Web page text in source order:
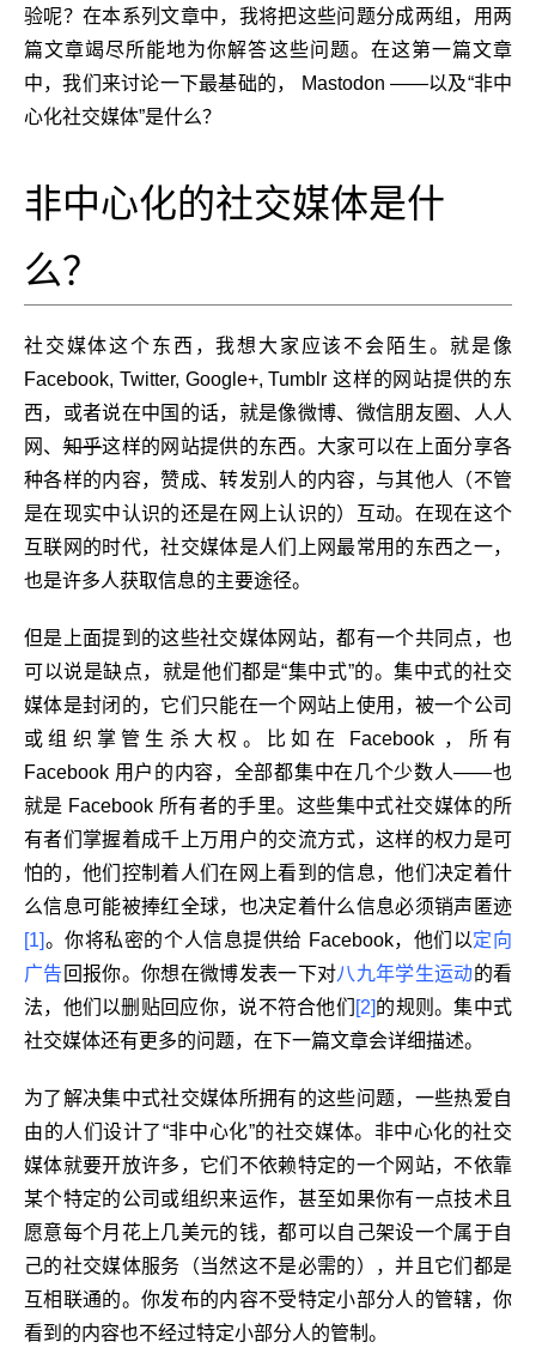
验呢？在本系列文章中，我将把这些问题分成两组，用两
篇文章竭尽所能地为你解答这些问题。在这第一篇文章
中，我们来讨论一下最基础的， Mastodon ——以及“非中
心化社交媒体”是什么？
非中心化的社交媒体是什
么？
社交媒体这个东西，我想大家应该不会陌生。就是像
Facebook, Twitter, Google+, Tumblr 这样的网站提供的东
西，或者说在中国的话，就是像微博、微信朋友圈、人人
网、知乎这样的网站提供的东西。大家可以在上面分享各
种各样的内容，赞成、转发别人的内容，与其他人（不管
是在现实中认识的还是在网上认识的）互动。在现在这个
互联网的时代，社交媒体是人们上网最常用的东西之一，
也是许多人获取信息的主要途径。
但是上面提到的这些社交媒体网站，都有一个共同点，也
可以说是缺点，就是他们都是“集中式”的。集中式的社交
媒体是封闭的，它们只能在一个网站上使用，被一个公司
或组织掌管生杀大权。比如在 Facebook ，所有
Facebook 用户的内容，全部都集中在几个少数人——也
就是 Facebook 所有者的手里。这些集中式社交媒体的所
有者们掌握着成千上万用户的交流方式，这样的权力是可
怕的，他们控制着人们在网上看到的信息，他们决定着什
么信息可能被捧红全球，也决定着什么信息必须销声匿迹
[1]。你将私密的个人信息提供给 Facebook，他们以定向
广告 回报你。你想在微博发表一下对八九年学生运动的看
法，他们以删贴回应你，说不符合他们 [2]的规则。集中式
社交媒体还有更多的问题，在下一篇文章会详细描述。
为了解决集中式社交媒体所拥有的这些问题，一些热爱自
由的人们设计了“非中心化”的社交媒体。非中心化的社交
媒体就要开放许多，它们不依赖特定的一个网站，不依靠
某个特定的公司或组织来运作，甚至如果你有一点技术且
愿意每个月花上几美元的钱，都可以自己架设一个属于自
己的社交媒体服务（当然这不是必需的），并且它们都是
互相联通的。你发布的内容不受特定小部分人的管辖，你
看到的内容也不经过特定小部分人的管制。